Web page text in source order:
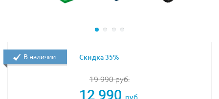
В состав набора Lego 31098 входят две минифигурки:
Аксессуары: удочка, костер, куриная ножка, рыба,
19 990руб.
12 990
В наличии Скидка 35%